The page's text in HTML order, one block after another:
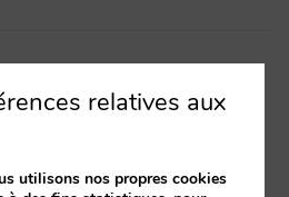
relatives aux
utilisons nos propres cookies